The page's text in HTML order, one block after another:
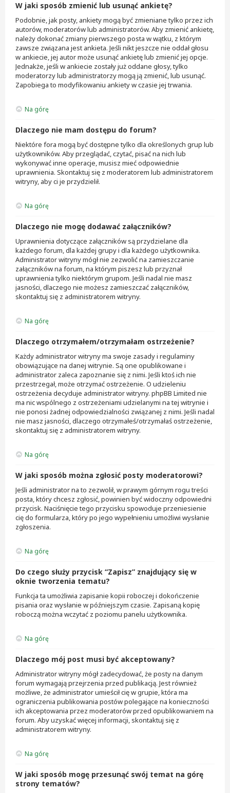
W jaki sposób zmienić lub usunąć ankietę?
Podobnie, jak posty, ankiety mogą być zmieniane tylko przez ich
autorów, moderatorów lub administratorów. Aby zmienić ankietę,
należy dokonać zmiany pierwszego posta w wątku, z którym
zawsze związana jest ankieta. Jeśli nikt jeszcze nie oddał głosu
w ankiecie, jej autor może usunąć ankietę lub zmienić jej opcje.
Jednakże, jeśli w ankiecie zostały już oddane głosy, tylko
moderatorzy lub administratorzy mogą ją zmienić, lub usunąć.
Zapobiega to modyfikowaniu ankiety w czasie jej trwania.
Na górę
Dlaczego nie mam dostępu do forum?
Niektóre fora mogą być dostępne tylko dla określonych grup lub
użytkowników. Aby przeglądać, czytać, pisać na nich lub
wykonywać inne operacje, musisz mieć odpowiednie
uprawnienia. Skontaktuj się z moderatorem lub administratorem
witryny, aby ci je przydzielił.
Na górę
Dlaczego nie mogę dodawać załączników?
Uprawnienia dotyczące załączników są przydzielane dla
każdego forum, dla każdej grupy i dla każdego użytkownika.
Administrator witryny mógł nie zezwolić na zamieszczanie
załączników na forum, na którym piszesz lub przyznał
uprawnienia tylko niektórym grupom. Jeśli nadal nie masz
jasności, dlaczego nie możesz zamieszczać załączników,
skontaktuj się z administratorem witryny.
Na górę
Dlaczego otrzymałem/otrzymałam ostrzeżenie?
Każdy administrator witryny ma swoje zasady i regulaminy
obowiązujące na danej witrynie. Są one opublikowane i
administrator zaleca zapoznanie się z nimi. Jeśli ktoś ich nie
przestrzegał, może otrzymać ostrzeżenie. O udzieleniu
ostrzeżenia decyduje administrator witryny. phpBB Limited nie
ma nic wspólnego z ostrzeżeniami udzielanymi na tej witrynie i
nie ponosi żadnej odpowiedzialności związanej z nimi. Jeśli nadal
nie masz jasności, dlaczego otrzymałeś/otrzymałaś ostrzeżenie,
skontaktuj się z administratorem witryny.
Na górę
W jaki sposób można zgłosić posty moderatorowi?
Jeśli administrator na to zezwolił, w prawym górnym rogu treści
posta, który chcesz zgłosić, powinien być widoczny odpowiedni
przycisk. Naciśnięcie tego przycisku spowoduje przeniesienie
cię do formularza, który po jego wypełnieniu umożliwi wysłanie
zgłoszenia.
Na górę
Do czego służy przycisk “Zapisz” znajdujący się w
oknie tworzenia tematu?
Funkcja ta umożliwia zapisanie kopii roboczej i dokończenie
pisania oraz wysłanie w późniejszym czasie. Zapisaną kopię
roboczą można wczytać z poziomu panelu użytkownika.
Na górę
Dlaczego mój post musi być akceptowany?
Administrator witryny mógł zadecydować, że posty na danym
forum wymagają przejrzenia przed publikacją. Jest również
możliwe, że administrator umieścił cię w grupie, która ma
ograniczenia publikowania postów polegające na konieczności
ich akceptowania przez moderatorów przed opublikowaniem na
forum. Aby uzyskać więcej informacji, skontaktuj się z
administratorem witryny.
Na górę
W jaki sposób mogę przesunąć swój temat na górę
strony tematów?